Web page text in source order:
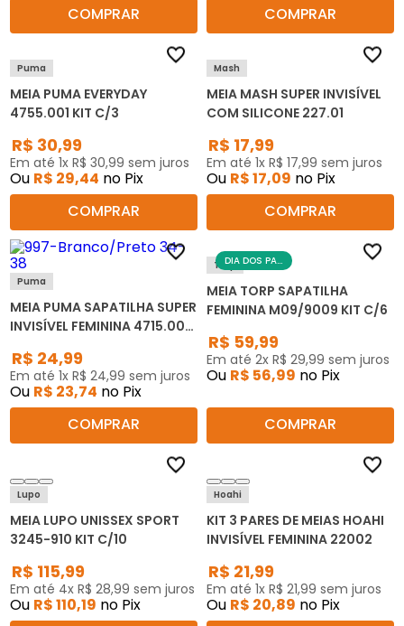
COMPRAR COMPRAR
Puma
MEIA PUMA EVERYDAY
4755.001 KIT C/3
R$ 30,99
Em até 1x R$ 30,99 sem juros
Ou R$ 29,44 no Pix
COMPRAR
Mash
MEIA MASH SUPER INVISÍVEL
COM SILICONE 227.01
R$ 17,99
Em até 1x R$ 17,99 sem juros
Ou R$17,09 no Pix
COMPRAR
Puma
MEIA PUMA SAPATILHA SUPER
INVISÍVEL FEMININA 4715.001
R$ 24,99
Em até 1x R$ 24,99 sem juros
Ou R$ 23,74 no Pix
COMPRAR
DIA DOS PAIS
Torp
MEIA TORP SAPATILHA
FEMININA M09/9009 KIT C/6
R$ 59,99
Em até 2x R$ 29,99 sem juros
Ou R$ 56,99 no Pix
COMPRAR
Lupo
MEIA LUPO UNISSEX SPORT
3245-910 KIT C/10
R$ 115,99
Em até 4x R$ 28,99 sem juros
Ou R$110,19 no Pix
Hoahi
KIT 3 PARES DE MEIAS HOAHI
INVISÍVEL FEMININA 22002
R$ 21,99
Em até 1x R$ 21,99 sem juros
Ou R$ 20,89 no Pix